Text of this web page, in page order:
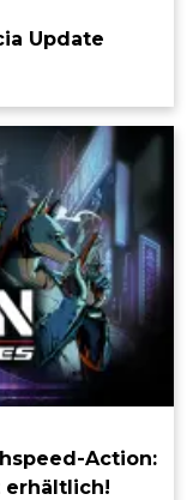
Update
Action:
erhältlich!